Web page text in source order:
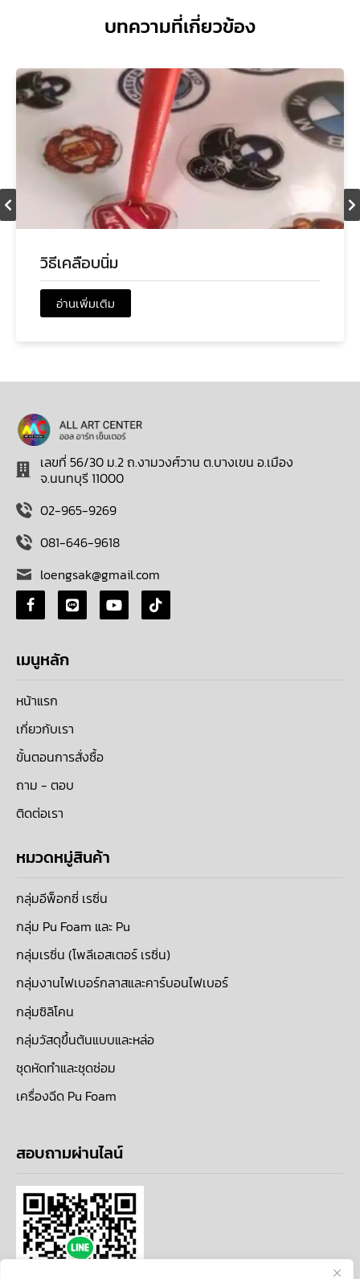
บทความที่เกี่ยวข้อง
วิธีเคลือบนิ่ม
อ่านเพิ่มเติม
เลขที่ 56/30 ม.2 ถ.งามวงศ์วาน ต.บางเขน อ.เมือง
จ.นนทบุรี 11000
02-965-9269
081-646-9618
loengsak@gmail.com
เมนูหลัก
หน้าแรก
เกี่ยวกับเรา
ขั้นตอนการสั่งซื้อ
ถาม - ตอบ
ติดต่อเรา
หมวดหมู่สินค้า
กลุ่มอีพ็อกซี่ เรซิ่น
กลุ่ม Pu Foam และ Pu
กลุ่มเรซิ่น (โพลีเอสเตอร์ เรซิ่น)
กลุ่มงานไฟเบอร์กลาสและคาร์บอนไฟเบอร์
กลุ่มซิลิโคน
กลุ่มวัสดุขึ้นต้นแบบและหล่อ
ชุดหัดทำและชุดซ่อม
เครื่องฉีด Pu Foam
สอบถามผ่านไลน์